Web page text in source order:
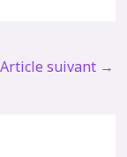
Article suivant →